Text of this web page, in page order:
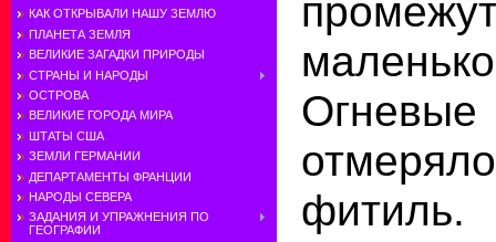
КАК ОТКРЫВАЛИ НАШУ ЗЕМЛЮ
ПЛАНЕТА ЗЕМЛЯ
ВЕЛИКИЕ ЗАГАДКИ ПРИРОДЫ
СТРАНЫ И НАРОДЫ
ОСТРОВА
ВЕЛИКИЕ ГОРОДА МИРА
ШТАТЫ США
ЗЕМЛИ ГЕРМАНИИ
ДЕПАРТАМЕНТЫ ФРАНЦИИ
НАРОДЫ СЕВЕРА
ЗАДАНИЯ И УПРАЖНЕНИЯ ПО
ГЕОГРАФИИ
фитиль.